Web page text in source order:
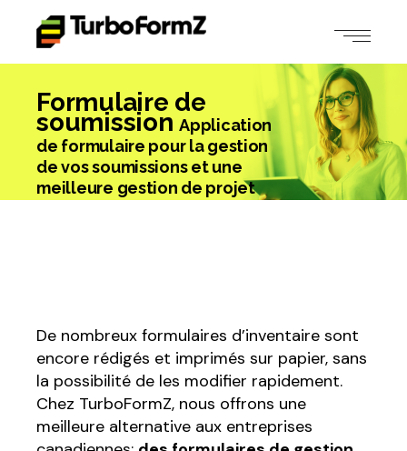
Formulaire de
soumissionApplication
de formulaire pour la gestion
de vos soumissions et une
meilleure gestion de projet
De nombreux formulaires d’inventaire sont
encore rédigés et imprimés sur papier, sans
la possibilité de les modifier rapidement.
Chez TurboFormZ, nous offrons une
meilleure alternative aux entreprises